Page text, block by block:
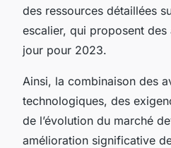
des ressources détaillées
escalier, qui proposent des
jour pour 2023.
Ainsi, la combinaison des
technologiques, des
de l’évolution du marché
amélioration significative